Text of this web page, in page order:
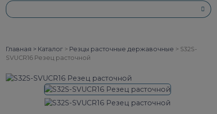
Главная > Каталог > Резцы расточные державочные > S32S-
SVUCR16 Резец расточной